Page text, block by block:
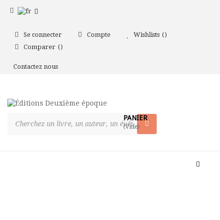
Se connecter Compte
Wishlists
Comparer
Contactez nous
PANIER
(Vide)